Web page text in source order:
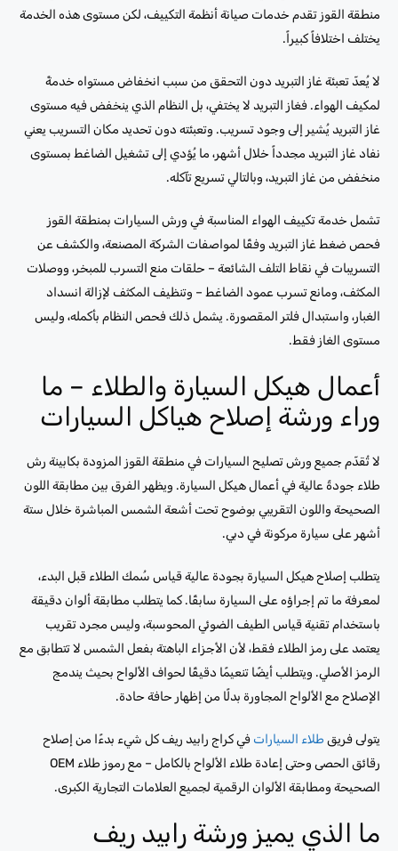
منطقة القوز تقدم خدمات صيانة أنظمة التكييف، لكن مستوى هذه الخدمة
يختلف اختلافاً كبيراً.
لا يُعدّ تعبئة غاز التبريد دون التحقق من سبب انخفاض مستواه خدمةً
لمكيف الهواء. فغاز التبريد لا يختفي، بل النظام الذي ينخفض ​​فيه مستوى
غاز التبريد يُشير إلى وجود تسريب. وتعبئته دون تحديد مكان التسريب يعني
نفاد غاز التبريد مجدداً خلال أشهر، ما يُؤدي إلى تشغيل الضاغط بمستوى
منخفض من غاز التبريد، وبالتالي تسريع تآكله.
تشمل خدمة تكييف الهواء المناسبة في ورش السيارات بمنطقة القوز
فحص ضغط غاز التبريد وفقًا لمواصفات الشركة المصنعة، والكشف عن
التسريبات في نقاط التلف الشائعة – حلقات منع التسرب للمبخر، ووصلات
المكثف، ومانع تسرب عمود الضاغط – وتنظيف المكثف لإزالة انسداد
الغبار، واستبدال فلتر المقصورة. يشمل ذلك فحص النظام بأكمله، وليس
مستوى الغاز فقط.
أعمال هيكل السيارة والطلاء – ما
وراء ورشة إصلاح هياكل السيارات
لا تُقدّم جميع ورش تصليح السيارات في منطقة القوز المزودة بكابينة رش
طلاء جودةً عالية في أعمال هيكل السيارة. ويظهر الفرق بين مطابقة اللون
الصحيحة واللون التقريبي بوضوح تحت أشعة الشمس المباشرة خلال ستة
أشهر على سيارة مركونة في دبي.
يتطلب إصلاح هيكل السيارة بجودة عالية قياس سُمك الطلاء قبل البدء،
لمعرفة ما تم إجراؤه على السيارة سابقًا. كما يتطلب مطابقة ألوان دقيقة
باستخدام تقنية قياس الطيف الضوئي المحوسبة، وليس مجرد تقريب
يعتمد على رمز الطلاء فقط، لأن الأجزاء الباهتة بفعل الشمس لا تتطابق مع
الرمز الأصلي. ويتطلب أيضًا تنعيمًا دقيقًا لحواف الألواح بحيث يندمج
الإصلاح مع الألواح المجاورة بدلًا من إظهار حافة حادة.
يتولى فريق طلاء السيارات في كراج رابيد ريف كل شيء بدءًا من إصلاح
رقائق الحصى وحتى إعادة طلاء الألواح بالكامل – مع رموز طلاء OEM
الصحيحة ومطابقة الألوان الرقمية لجميع العلامات التجارية الكبرى.
ما الذي يميز ورشة رابيد ريف